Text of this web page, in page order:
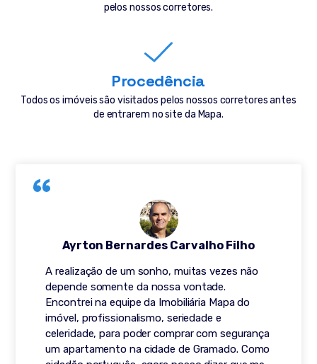
pelos nossos corretores.
Procedência
Todos os imóveis são visitados pelos nossos corretores antes
de entrarem no site da Mapa.
A realização de um sonho, muitas vezes não
depende somente da nossa vontade.
Encontrei na equipe da Imobiliária Mapa do
imóvel, profissionalismo, seriedade e
celeridade, para poder comprar com segurança
um apartamento na cidade de Gramado. Como
Ayrton Bernardes Carvalho Filho